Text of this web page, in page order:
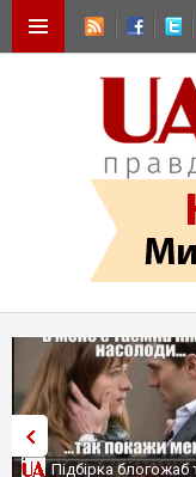
Підбірка блогожаб